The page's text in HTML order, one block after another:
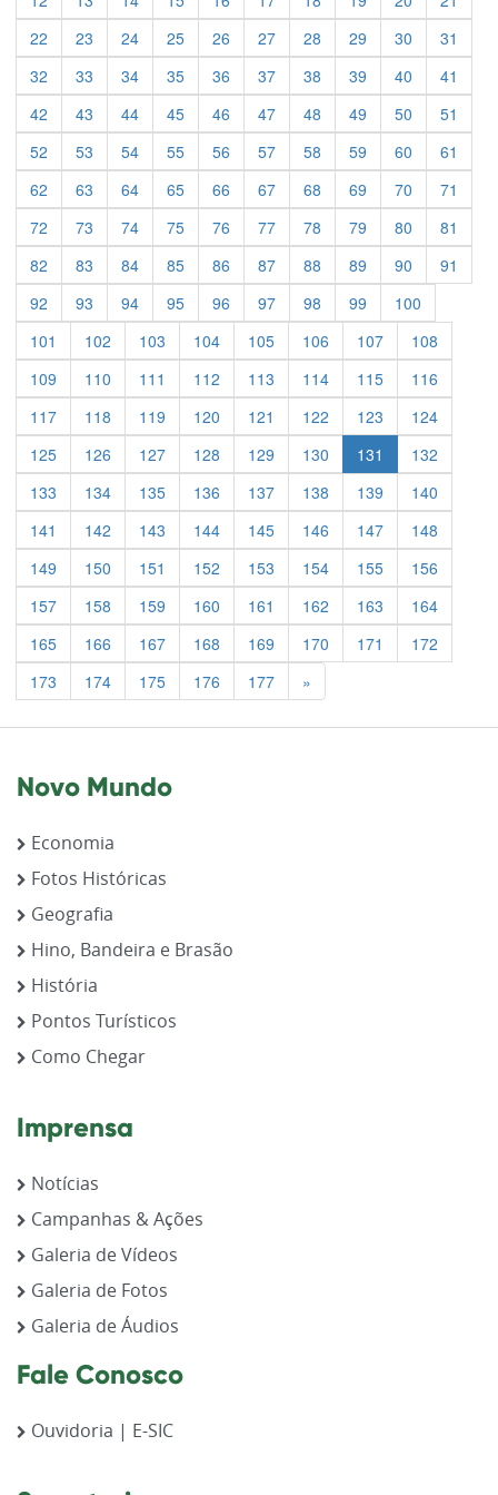
22
23 24 25 26 27 28 29 30
31
32
33 34 35 36 37 38 39 40
41
42
43 44 45 46 47 48 49 50
51
52
53 54 55 56 57 58 59 60
61
62
63 64 65 66 67 68 69 70
71
72
73 74 75 76 77 78 79 80
81
82
83 84 85 86 87 88 89 90
91
92
93 94 95 96 97 98 99
100
101
102 103 104 105 106 107
108
109
110 111 112 113 114 115
116
117
118 119 120 121 122 123
124
125
126 127 128 129 130 131
132
133
134 135 136 137 138 139
140
141
142 143 144 145 146 147
148
149
150 151 152 153 154 155
156
157
158 159 160 161 162 163
164
165
166 167 168 169 170 171
172
173
174 175 176 177 »
Novo Mundo
Economia
Fotos Históricas
Geografia
Hino, Bandeira e Brasão
História
Pontos Turísticos
Como Chegar
Imprensa
Notícias
Campanhas & Ações
Galeria de Vídeos
Galeria de Fotos
Galeria de Áudios
Fale Conosco
Ouvidoria | E-SIC